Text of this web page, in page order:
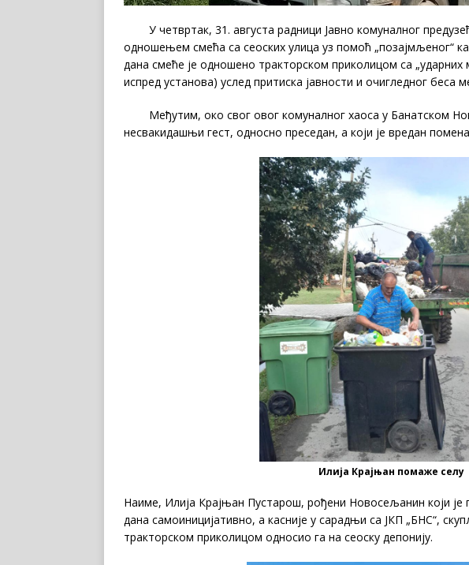
У четвртак, 31. августа радници Јавно комуналног
одношењем смећа са сеоских улица уз помоћ „позајмљеног“
дана смеће је одношено тракторском приколицом са „ударних
испред установа) услед притиска јавности и очигледног беса
Међутим, око свог овог комуналног хаоса у Банатском
несвакидашњи гест, односно преседан, а који је вредан
Илија Крајњан помаже селу
Наиме, Илија Крајњан Пустарош, рођени Новосељанин који
дана самоиницијативно, а касније у сарадњи са ЈКП „БНС“,
тракторском приколицом односио га на сеоску депонију.